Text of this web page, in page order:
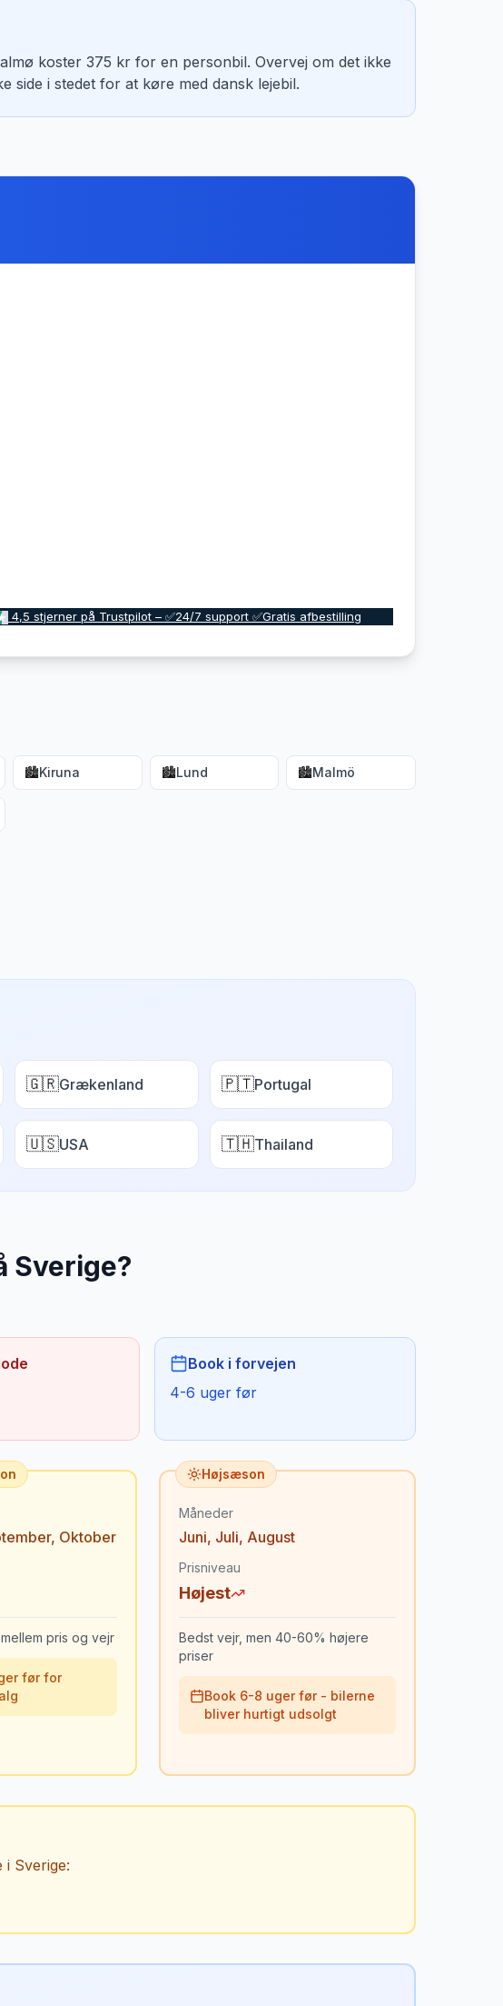
koster 375 kr for en personbil. Overvej om det ikke
side i stedet for at køre med dansk lejebil.
4,5 stjerner på Trustpilot – ✅24/7 support ✅Gratis afbestilling
🏙️Kiruna 🏙️Lund 🏙️Malmö
🇬🇷Grækenland 🇵🇹Portugal
🇺🇸USA 🇹🇭Thailand
Sverige?
Book i forvejen
4-6 uger før
, Oktober
pris og vejr
før for
Højsæson
Måneder
Juni, Juli, August
Prisniveau
Højest
Bedst vejr, men 40-60% højere
priser
Book 6-8 uger før - bilerne
bliver hurtigt udsolgt
i Sverige: